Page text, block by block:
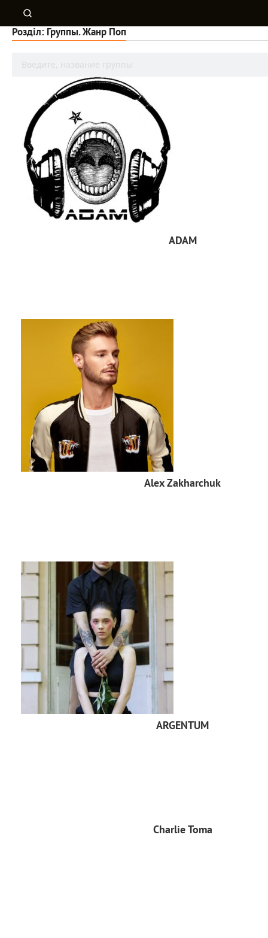
Розділ: Группы. Жанр Поп
ADAM
Alex Zakharchuk
ARGENTUM
Charlie Toma